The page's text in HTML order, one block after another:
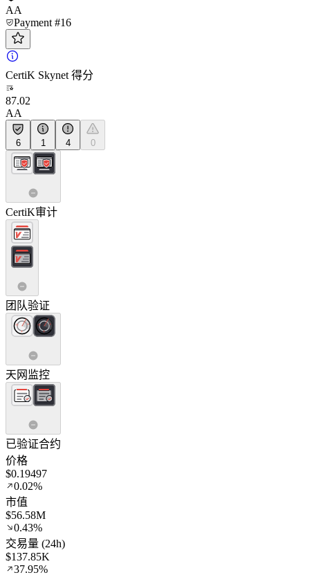
AA
Payment #16
CertiK Skynet 得分
87.02
AA
6 1 4 0
CertiK审计
团队验证
天网监控
已验证合约
价格
$0.19497
0.02%
市值
$56.58M
0.43%
交易量 (24h)
$137.85K
37.95%